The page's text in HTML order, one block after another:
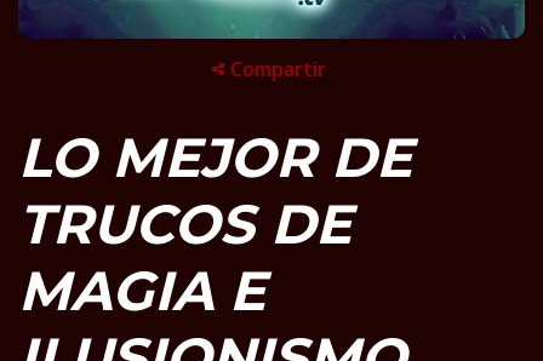
Compartir
LO MEJOR DE
TRUCOS DE
MAGIA E